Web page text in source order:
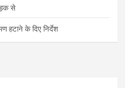
से
हटाने के दिए निर्देश